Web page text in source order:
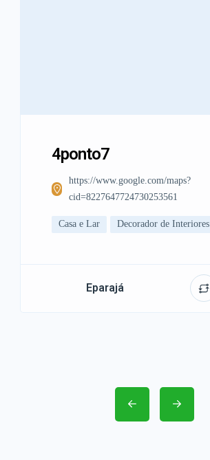
4ponto7
https://www.google.com/maps?
cid=8227647724730253561
Casa e Lar Decorador de Interiores
Eparajá